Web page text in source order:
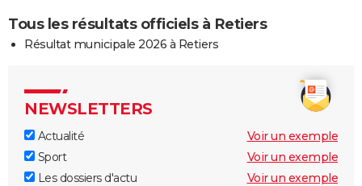
Tous les résultats officiels à Retiers
Résultat municipale 2026 à Retiers
NEWSLETTERS
Actualité
Voir un exemple
Sport
Voir un exemple
Les dossiers d'actu
Voir un exemple